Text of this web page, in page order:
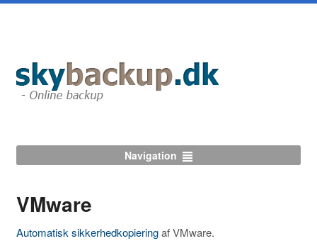
Navigation
VMware
Automatisk sikkerhedkopieringaf VMware.